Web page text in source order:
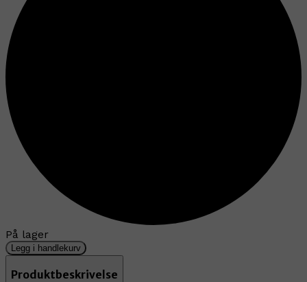
På lager
Legg i handlekurv
Produktbeskrivelse